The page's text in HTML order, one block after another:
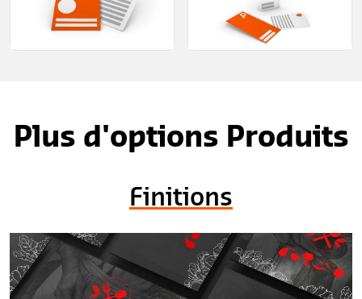
Plus d'options Produits
Finitions